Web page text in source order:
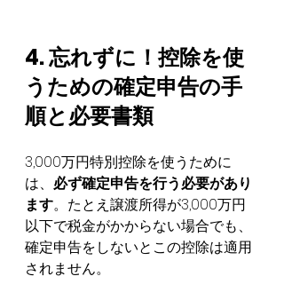
4. 忘れずに！控除を使
うための確定申告の手
順と必要書類
3,000万円特別控除を使うために
は、 必ず確定申告を行う必要があり
ます。たとえ譲渡所得が3,000万円
以下で税金がかからない場合でも、
確定申告をしないとこの控除は適用
されません。